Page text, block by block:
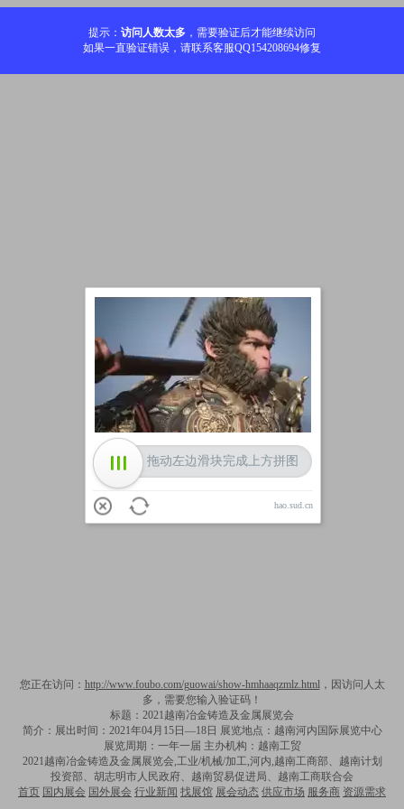
提示： 访问人数太多 ，需要验证后才能继续访问
如果一直验证错误，请联系客服QQ154208694修复
您正在访问： http://www.foubo.com/guowai/show-hmhaaqzmlz.html，因访问人太
多，需要您输入验证码！
标题：2021越南冶金铸造及金属展览会
简介：展出时间：2021年04月15日—18日 展览地点：越南河内国际展览中心
展览周期：一年一届 主办机构：越南工贸
2021越南冶金铸造及金属展览会,工业/机械/加工,河内,越南工商部、越南计划
投资部、胡志明市人民政府、越南贸易促进局、越南工商联合会
首页 国内展会 国外展会 行业新闻 找展馆 展会动态 供应市场 服务商 资源需求
加载中
拖动左边滑块完成上方拼图
hao.sud.cn